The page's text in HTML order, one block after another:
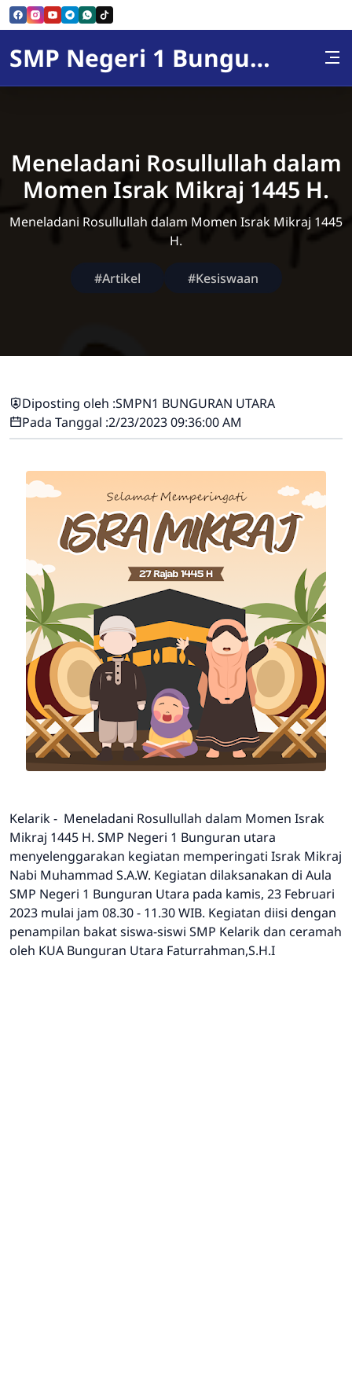
Skip to Content
SMP Negeri 1 Bunguran Utara
Meneladani Rosullullah dalam
Momen Israk Mikraj 1445 H.
Meneladani Rosullullah dalam Momen Israk Mikraj 1445
H.
#Artikel #Kesiswaan
Diposting oleh :SMPN1 BUNGURAN UTARA
Pada Tanggal :2/23/2023 09:36:00 AM
Kelarik - Meneladani Rosullullah dalam Momen Israk
Mikraj 1445 H. SMP Negeri 1 Bunguran utara
menyelenggarakan kegiatan memperingati Israk Mikraj
Nabi Muhammad S.A.W. Kegiatan dilaksanakan di Aula
SMP Negeri 1 Bunguran Utara pada kamis, 23 Februari
2023 mulai jam 08.30 - 11.30 WIB. Kegiatan diisi dengan
penampilan bakat siswa-siswi SMP Kelarik dan ceramah
oleh KUA Bunguran Utara Faturrahman,S.H.I